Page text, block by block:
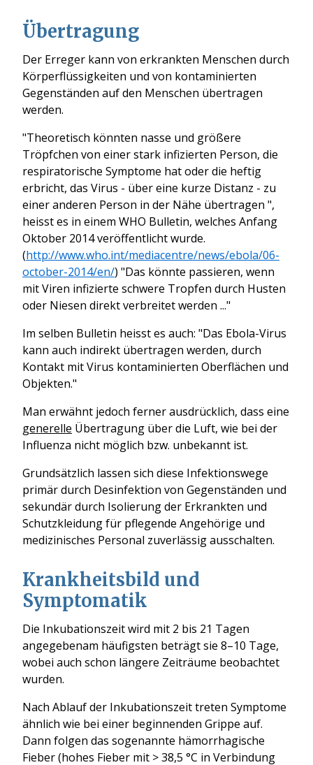
Übertragung
Der Erreger kann von erkrankten Menschen durch
Körperflüssigkeiten und von kontaminierten
Gegenständen auf den Menschen übertragen
werden.
"Theoretisch könnten nasse und größere
Tröpfchen von einer stark infizierten Person, die
respiratorische Symptome hatoder die heftig
erbricht, das Virus - über eine kurze Distanz - zu
einer anderen Person in der Nähe übertragen ",
heisst es in einem WHO Bulletin, welches Anfang
Oktober 2014veröffentlicht wurde.
(http://www.who.int/mediacentre/news/ebola/06-
october-2014/en/) "Das könnte passieren, wenn
mitViren infizierte schwere Tropfen durch Husten
oder Niesen direkt verbreitet werden ..."
Im selben Bulletin heisst es auch: "Das Ebola-Virus
kann auch indirekt übertragen werden, durch
Kontakt mitVirus kontaminierten Oberflächen und
Objekten."
Man erwähnt jedoch ferner ausdrücklich, dass eine
generelle Übertragung über die Luft, wie bei der
Influenza nicht möglich bzw. unbekannt ist.
Grundsätzlich lassen sich diese Infektionswege
primär durch Desinfektion von Gegenständen und
sekundär durch Isolierung der Erkrankten und
Schutzkleidung für pflegende Angehörige und
medizinisches Personal zuverlässig ausschalten.
Krankheitsbild und
Symptomatik
Die Inkubationszeit wird mit 2 bis 21 Tagen
angegebenam häufigsten beträgt sie 8–10 Tage,
wobei auch schon längere Zeiträume beobachtet
wurden.
Nach Ablauf der Inkubationszeit treten Symptome
ähnlich wie bei einer beginnenden Grippe auf.
Dann folgen das sogenannte hämorrhagische
Fieber (hohes Fieber mit > 38,5 °C in Verbindung